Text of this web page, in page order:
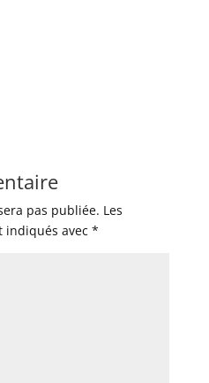
pas publiée. Les
indiqués avec *